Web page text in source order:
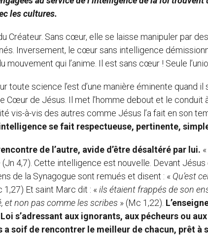
les cultures.
Créateur. Sans cœur, elle se laisse manipuler par
Inversement, le cœur sans intelligence
mouvement qui l’anime. Il est sans cœur ! Seule
toute science l’est d’une manière éminente quand il
Cœur de Jésus. Il met l’homme debout et le conduit
vis-à-vis des autres comme Jésus l’a fait en son
se fait respectueuse, pertinente,
de l’autre, avide d’être désaltéré par lui. «
4,7). Cette intelligence est nouvelle. Devant Jésus
de la Synagogue sont remués et disent : « Qu’est
1,27) Et saint Marc dit : « ils étaient frappés de son
et non pas comme les scribes » (Mc 1,22).
s’adressant aux ignorants, aux pécheurs ou
a soif de rencontrer le meilleur de chacun, prêt à